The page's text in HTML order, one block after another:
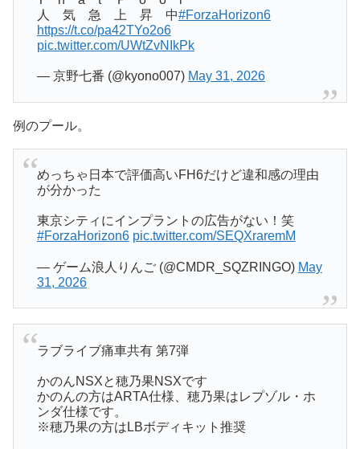
人 気 急 上 昇 中#ForzaHorizon6
https://t.co/pa42TYo2o6
pic.twitter.com/UWtZvNIkPk
— 京野七番 (@kyono007) May 31, 2026
例のプール。
めっちゃ日本で評価高いFH6だけど違和感の理由
が分かった
東京シティにインプラントの広告がない！笑
#ForzaHorizon6 pic.twitter.com/SEQXraremM
— ゲーム浪人りんご (@CMDR_SQZRINGO) May
31, 2026
ラブライブ痛車共有 第7弾
かのんNSXと穂乃果NSXです
かのんの方はARTA仕様、穂乃果はレプゾル・ホ
ンダ仕様です。
※穂乃果の方はLBボディキット推奨